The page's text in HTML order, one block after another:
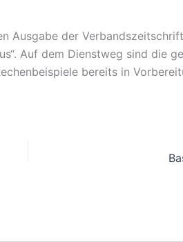
Ausgabe der
Auf dem Dienstweg sind die
bereits in